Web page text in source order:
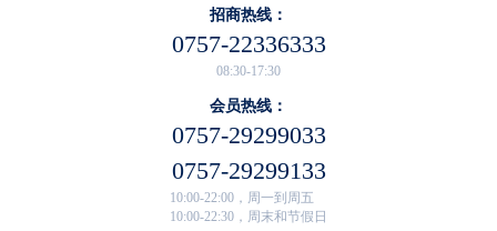
招商热线：
0757-22336333
08:30-17:30
会员热线：
0757-29299033
0757-29299133
10:00-22:00，周一到周五
10:00-22:30，周末和节假日